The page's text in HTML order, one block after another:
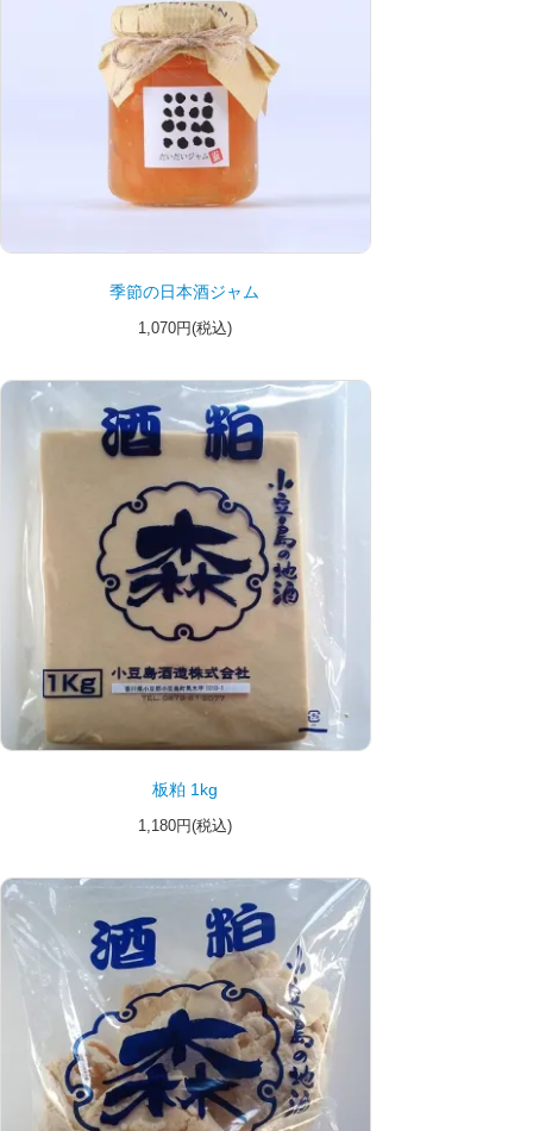
季節の日本酒ジャム
1,070円(税込)
板粕 1kg
1,180円(税込)